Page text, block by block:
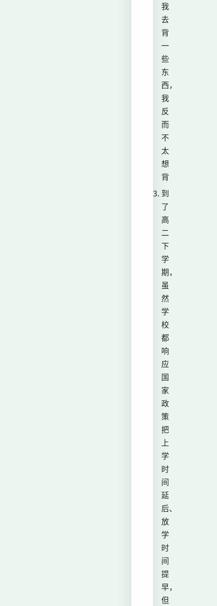
我
去
背
一
些
东
西，
我
反
而
不
太
想
背
到
了
高
二
下
学
期，
虽
然
学
校
都
响
应
国
家
政
策
把
上
学
时
间
延
后、
放
学
时
间
提
早，
但